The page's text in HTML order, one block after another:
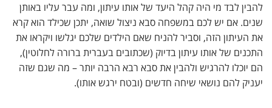
להבין לבד מי היה קהל היעד של אותו עיתון, ומה עבר עליו באותן
שנים. אם יש לכם במשפחה סבא ניצול שואה, יתכן שכילד הוא קרא
את העיתון הזה, וסביר להניח שאם הילדים שלכם יגלשו ויקראו את
התכנים של אותו עיתון בדיוק (שכתובים בעברית ברורה לחלוטין),
הם יוכלו להרגיש ולהבין את סבא רבא הרבה יותר – מה שגם שזה
יעניק להם נושאי שיחה חדשים (ובטח ירגש אותו).